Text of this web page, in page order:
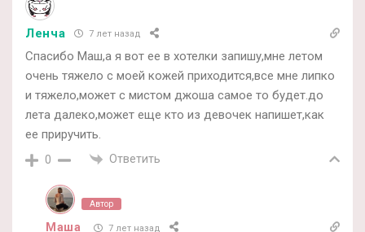
Ленча 7 лет назад
Спасибо Маш,а я вот ее в хотелки запишу,мне летом
очень тяжело с моей кожей приходится,все мне липко
и тяжело,может с мистом джоша самое то будет.до
лета далеко,может еще кто из девочек напишет,как
ее приручить.
0 Ответить
Автор
Маша 7 лет назад